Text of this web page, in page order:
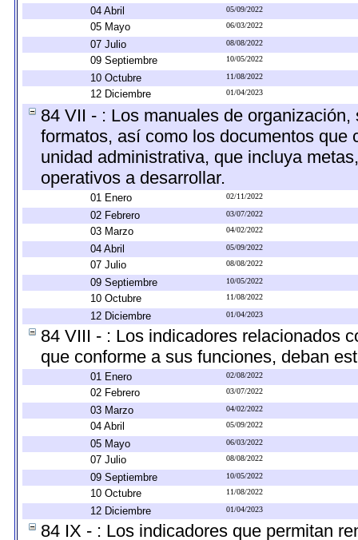
04 Abril 05/09/2022
05 Mayo 06/03/2022
07 Julio 08/08/2022
09 Septiembre 10/05/2022
10 Octubre 11/08/2022
12 Diciembre 01/04/2023
84 VII - : Los manuales de
formatos, así como los documentos
unidad administrativa, que incluya
operativos a desarrollar.
01 Enero 02/11/2022
02 Febrero 03/07/2022
03 Marzo 04/02/2022
04 Abril 05/09/2022
07 Julio 08/08/2022
09 Septiembre 10/05/2022
10 Octubre 11/08/2022
12 Diciembre 01/04/2023
84 VIII - : Los indicadores relacionados
que conforme a sus funciones, deban
01 Enero 02/08/2022
02 Febrero 03/07/2022
03 Marzo 04/02/2022
04 Abril 05/09/2022
05 Mayo 06/03/2022
07 Julio 08/08/2022
09 Septiembre 10/05/2022
10 Octubre 11/08/2022
12 Diciembre 01/04/2023
84 IX - : Los indicadores que permitan